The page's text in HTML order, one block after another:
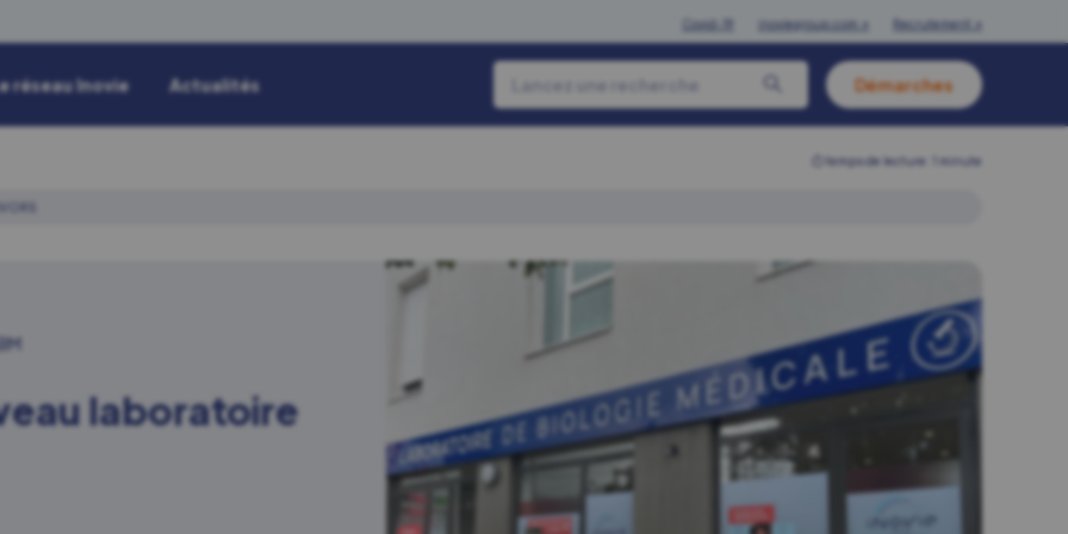
Covid-19 inoviegroup.com ↗ Recrutement ↗
réseau Inovie Actualités Démarches
⏱︎ temps de lecture: 1 minute
laboratoire